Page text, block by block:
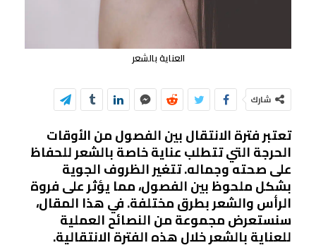
العناية بالشعر
شارك
تعتبر فترة الانتقال بين الفصول من الأوقات
الحرجة التي تتطلب عناية خاصة بالشعر للحفاظ
على صحته وجماله. تتغير الظروف الجوية
بشكل ملحوظ بين الفصول، مما يؤثر على فروة
الرأس والشعر بطرق مختلفة. في هذا المقال،
سنستعرض مجموعة من النصائح العملية
للعناية بالشعر خلال هذه الفترة الانتقالية.